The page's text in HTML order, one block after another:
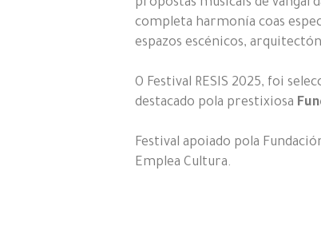
propostas musicais de
completa harmonía coas
espazos escénicos,
O Festival RESIS 2025, foi
destacado pola prestixiosa
Festival apoiado pola
Emplea Cultura.